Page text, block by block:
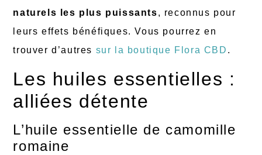
naturels les plus puissants, reconnus pour
leurs effets bénéfiques. Vous pourrez en
trouver d’autres sur la boutique Flora CBD .
Les huiles essentielles :
alliées détente
L’huile essentielle de camomille
romaine